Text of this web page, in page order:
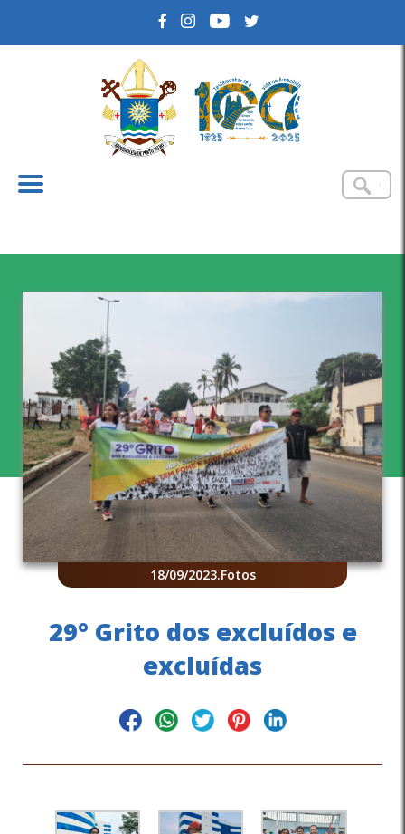
18/09/2023.Fotos
29° Grito dos excluídos e
excluídas